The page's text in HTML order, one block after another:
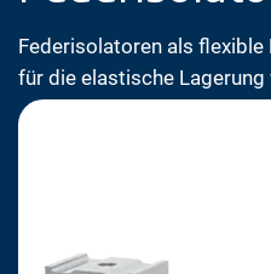
Federisolatoren als flexible
für die elastische Lagerung